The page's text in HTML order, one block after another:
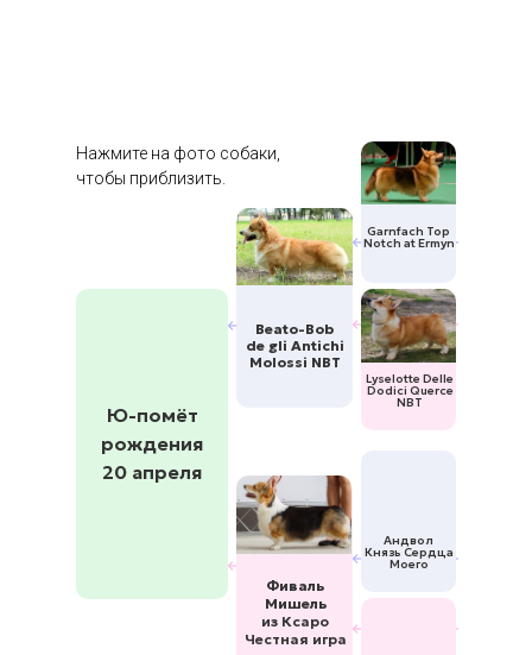
Beato-Bob
de gli Antichi
Molossi NBT
Фиваль
Мишель
из Ксаро
Честная игра
Андвол
Князь Сердца
Моего
Lyselotte Delle
Dodici Querce
NBT
Garnfach Top
Notch at Ermyn
Ю-помёт
рождения
20 апреля
Нажмите на фото собаки,
чтобы приблизить.